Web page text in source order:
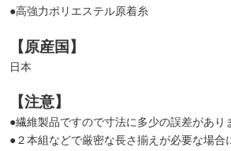
●高強力ポリエステル原着糸
【原産国】
日本
【注意】
●繊維製品ですので寸法に多少の誤差があり
●２本組などで厳密な長さ揃えが必要な場合